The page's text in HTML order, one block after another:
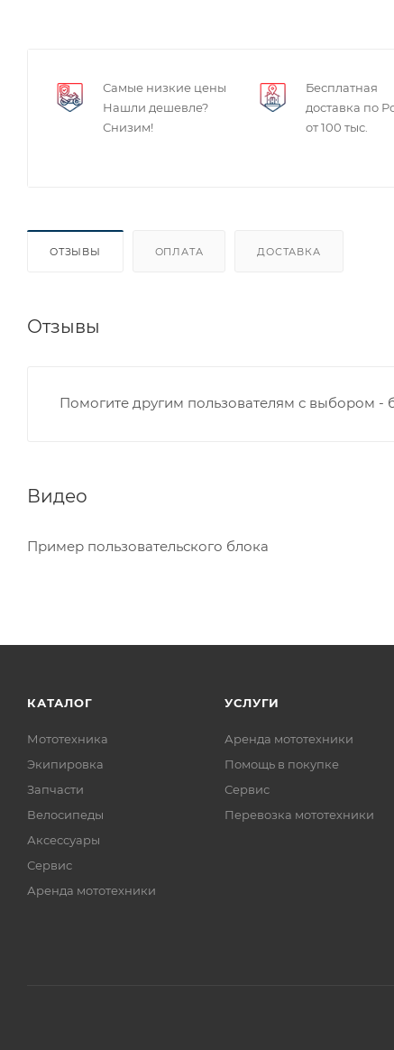
Самые низкие цены
Нашли дешевле?
Снизим!
Бесплатная
доставка по
от 100 тыс.
ОТЗЫВЫ ОПЛАТА ДОСТАВКА
Отзывы
Помогите другим пользователям с выбором -
Видео
Пример пользовательского блока
КАТАЛОГ
Мототехника
Экипировка
Запчасти
Велосипеды
Аксессуары
Сервис
Аренда мототехники
УСЛУГИ
Аренда мототехники
Помощь в покупке
Сервис
Перевозка мототехники